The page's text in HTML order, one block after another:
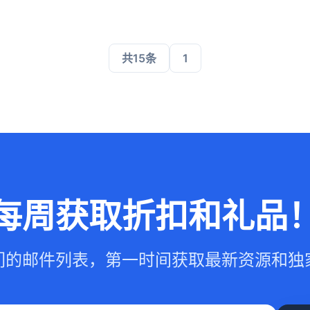
共15条 1
周获取折扣和礼品！
邮件列表，第一时间获取最新资源和独